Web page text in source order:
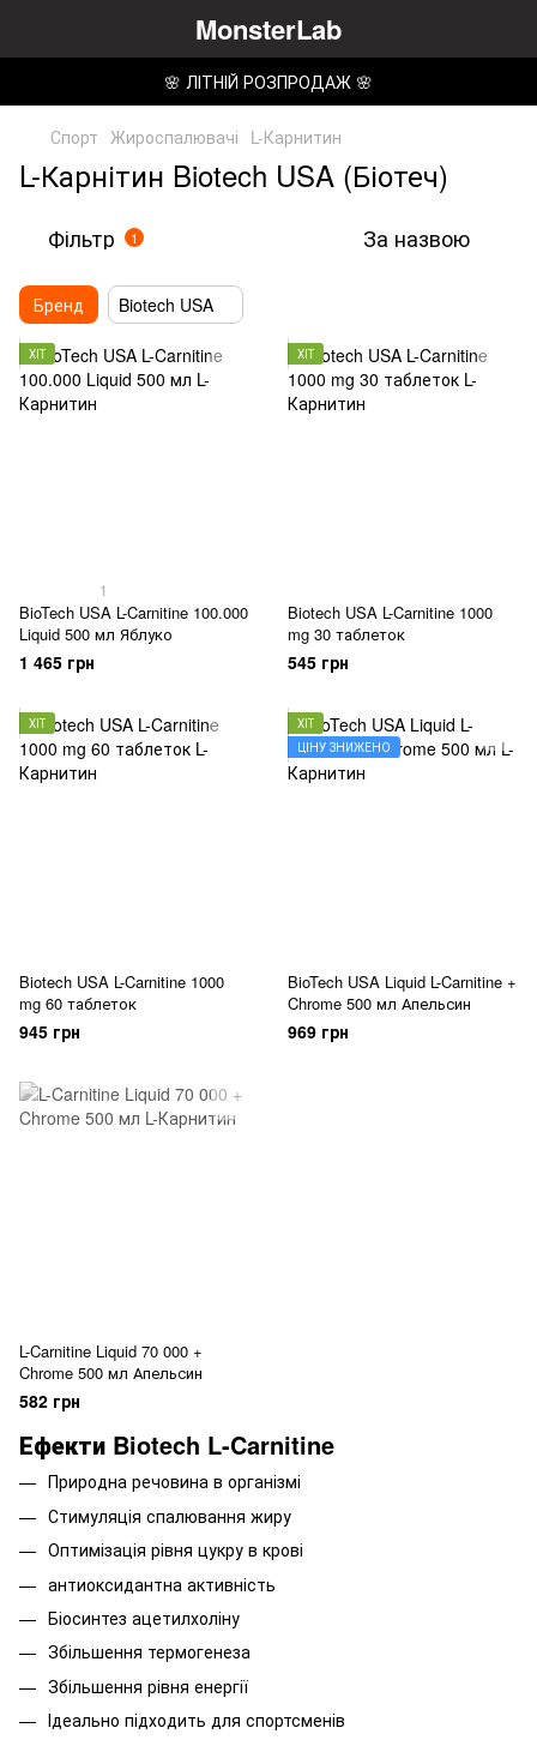
MonsterLab
🌸 ЛІТНІЙ РОЗПРОДАЖ 🌸
Спорт Жироспалювачі L-Карнитин
L-Карнітин Biotech USA (Біотеч)
Фільтр 1 За назвою
Бренд Biotech USA
ХІТ
1
BioTech USA L-Carnitine 100.000
Liquid 500 мл Яблуко
1 465 грн
ХІТ
Biotech USA L-Carnitine 1000
mg 30 таблеток
545 грн
ХІТ
Biotech USA L-Carnitine 1000
mg 60 таблеток
945 грн
ХІТ
ЦІНУ ЗНИЖЕНО
BioTech USA Liquid L-Carnitine +
Chrome 500 мл Апельсин
969 грн
L-Carnitine Liquid 70 000 +
Chrome 500 мл Апельсин
582 грн
Ефекти Biotech L-Carnitine
Природна речовина в організмі
Стимуляція спалювання жиру
Оптимізація рівня цукру в крові
антиоксидантна активність
Біосинтез ацетилхоліну
Збільшення термогенеза
Збільшення рівня енергії
Ідеально підходить для спортсменів